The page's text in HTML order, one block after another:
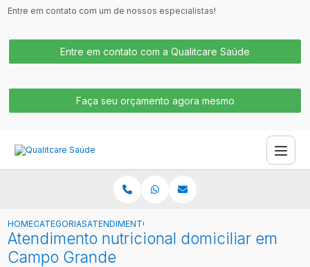
Entre em contato com um de nossos especialistas!
Entre em contato com a Qualitcare Saúde
Faça seu orçamento agora mesmo
HOMECATEGORIASATENDIMENTO NUTRICIONAL DOMICILIAR EM
Atendimento nutricional domiciliar em
Campo Grande